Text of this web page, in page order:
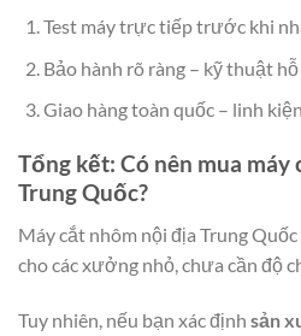
Test máy trực tiếp trước khi
Bảo hành rõ ràng – kỹ thuật
Giao hàng toàn quốc – linh
Tổng kết: Có nên mua
Trung Quốc?
Máy cắt nhôm nội địa Trung
cho các xưởng nhỏ, chưa cần độ
Tuy nhiên, nếu bạn xác định sản